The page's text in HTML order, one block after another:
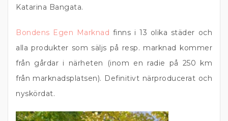
Katarina Bangata.
Bondens Egen Marknad finns i 13 olika städer och
alla produkter som säljs på resp. marknad kommer
från gårdar i närheten (inom en radie på 250 km
från marknadsplatsen). Definitivt närproducerat och
nyskördat.